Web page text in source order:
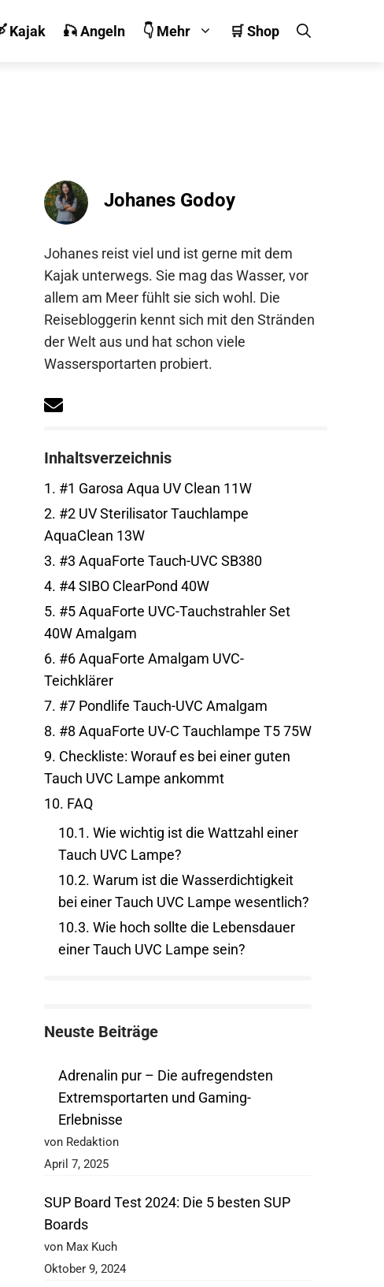
Kajak 🎣 Angeln 👇 Mehr 🛒 Shop
Johanes Godoy
Johanes reist viel und ist gerne mit dem
Kajak unterwegs. Sie mag das Wasser, vor
allem am Meer fühlt sie sich wohl. Die
Reisebloggerin kennt sich mit den Stränden
der Welt aus und hat schon viele
Wassersportarten probiert.
Inhaltsverzeichnis
1. #1 Garosa Aqua UV Clean 11W
2. #2 UV Sterilisator Tauchlampe
AquaClean 13W
3. #3 AquaForte Tauch-UVC SB380
4. #4 SIBO ClearPond 40W
5. #5 AquaForte UVC-Tauchstrahler Set
40W Amalgam
6. #6 AquaForte Amalgam UVC-
Teichklärer
7. #7 Pondlife Tauch-UVC Amalgam
8. #8 AquaForte UV-C Tauchlampe T5 75W
9. Checkliste: Worauf es bei einer guten
Tauch UVC Lampe ankommt
10. FAQ
10.1. Wie wichtig ist die Wattzahl einer
Tauch UVC Lampe?
10.2. Warum ist die Wasserdichtigkeit
bei einer Tauch UVC Lampe wesentlich?
10.3. Wie hoch sollte die Lebensdauer
einer Tauch UVC Lampe sein?
Neuste Beiträge
Adrenalin pur – Die aufregendsten
Extremsportarten und Gaming-
Erlebnisse
von Redaktion
April 7, 2025
SUP Board Test 2024: Die 5 besten SUP
Boards
von Max Kuch
Oktober 9, 2024